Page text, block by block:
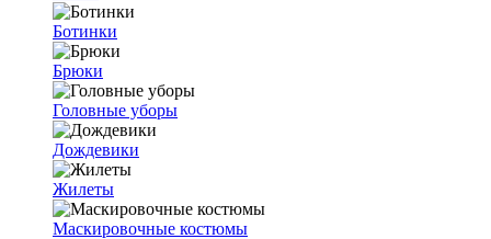
Ботинки
Брюки
Головные уборы
Дождевики
Жилеты
Маскировочные костюмы